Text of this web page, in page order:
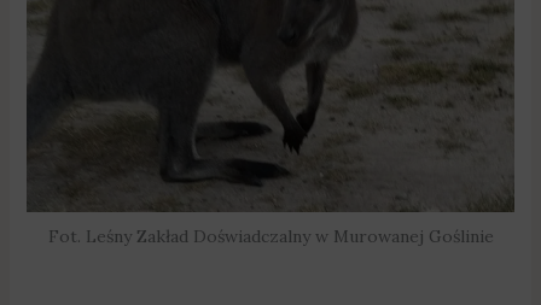
Fot. Leśny Zakład Doświadczalny w Murowanej Goślinie